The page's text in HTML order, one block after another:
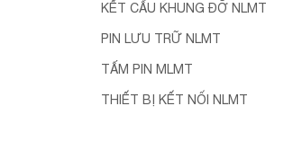
KẾT CẤU KHUNG ĐỠ NLMT
PIN LƯU TRỮ NLMT
TẤM PIN MLMT
THIẾT BỊ KẾT NỐI NLMT